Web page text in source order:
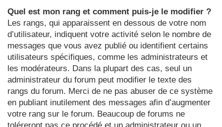
Quel est mon rang et comment puis-je le modifier ?
Les rangs, qui apparaissent en dessous de votre nom
d’utilisateur, indiquent votre activité selon le nombre de
messages que vous avez publié ou identifient certains
utilisateurs spécifiques, comme les administrateurs et
les modérateurs. Dans la plupart des cas, seul un
administrateur du forum peut modifier le texte des
rangs du forum. Merci de ne pas abuser de ce système
en publiant inutilement des messages afin d’augmenter
votre rang sur le forum. Beaucoup de forums ne